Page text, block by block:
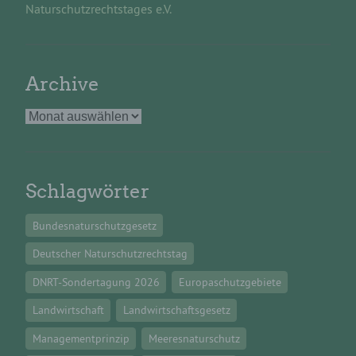
Naturschutzrechtstages e.V.
Archive
Schlagwörter
Bundesnaturschutzgesetz
Deutscher Naturschutzrechtstag
DNRT-Sondertagung 2026
Europaschutzgebiete
Landwirtschaft
Landwirtschaftsgesetz
Managementprinzip
Meeresnaturschutz
Cookies jederzeit über einen Internetbrowser oder
Cookies in dem genutzten Internetbrowser, sind
unter Umständen nicht alle Funktionen unserer
Erfassung von allgemeinen Daten und
Internetseite durch eine betroffene Person oder ein
automatisiertes System eine Reihe von
allgemeinen Daten und Informationen. Diese
allgemeinen Daten und Informationen werden in
den Logfiles des Servers gespeichert. Erfasst
werden können die (1) verwendeten Browsertypen
und Versionen, (2) das vom zugreifenden System
verwendete Betriebssystem, (3) die Internetseite,
von welcher ein zugreifendes System auf unsere
Internetseite gelangt (sogenannte Referrer), (4) die
Unterwebseiten, welche über ein zugreifendes
System auf unserer Internetseite angesteuert